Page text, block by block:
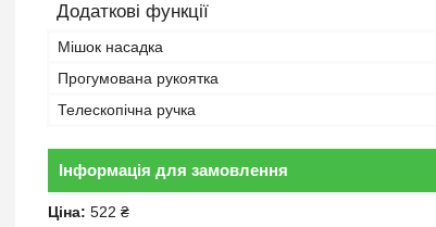
Додаткові функції
Мішок насадка
Прогумована рукоятка
Телескопічна ручка
Інформація для замовлення
Ціна: 522 ₴